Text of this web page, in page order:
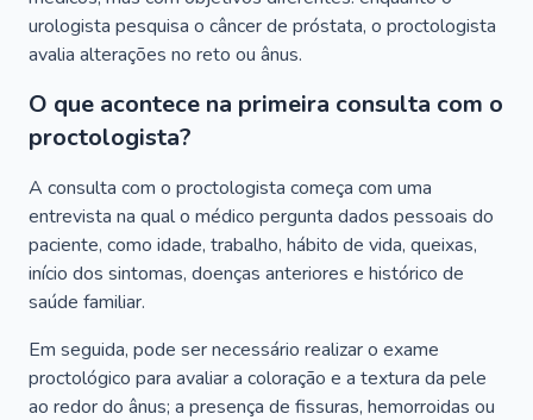
urologista pesquisa o câncer de próstata, o proctologista
avalia alterações no reto ou ânus.
O que acontece na primeira consulta com o
proctologista?
A consulta com o proctologista começa com uma
entrevista na qual o médico pergunta dados pessoais do
paciente, como idade, trabalho, hábito de vida, queixas,
início dos sintomas, doenças anteriores e histórico de
saúde familiar.
Em seguida, pode ser necessário realizar o exame
proctológico para avaliar a coloração e a textura da pele
ao redor do ânus; a presença de fissuras, hemorroidas ou